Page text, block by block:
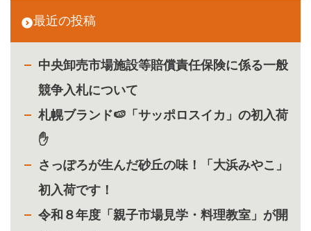
最近の投稿
中央卸売市場施設等賠償責任保険に係る一般
競争入札について
札幌ブランド🍉「サッポロスイカ」の初入荷
✋
さっぽろが生んだ砂丘の味！「大浜みやこ」
初入荷です！
令和８年度「親子市場見学・料理教室」が開